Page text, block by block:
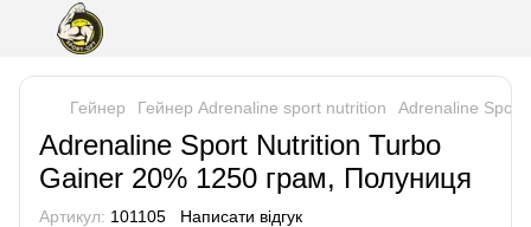
Гейнер Гейнер Adrenaline sport nutrition Adrenaline Sport
Adrenaline Sport Nutrition Turbo
Gainer 20% 1250 грам, Полуниця
Артикул: 101105 Написати відгук